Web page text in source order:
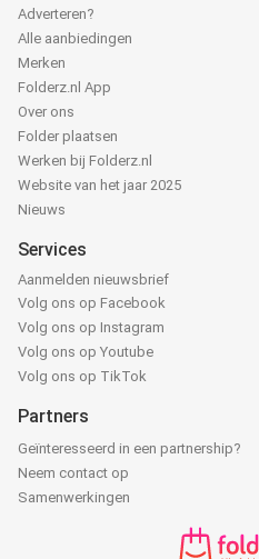
Adverteren?
Alle aanbiedingen
Merken
Folderz.nl App
Over ons
Folder plaatsen
Werken bij Folderz.nl
Website van het jaar 2025
Nieuws
Services
Aanmelden nieuwsbrief
Volg ons op Facebook
Volg ons op Instagram
Volg ons op Youtube
Volg ons op TikTok
Partners
Geïnteresseerd in een partnership?
Neem contact op
Samenwerkingen